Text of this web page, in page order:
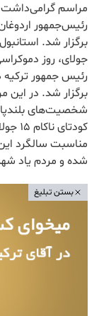
رئیس‌جمهور
جولای، روز
رئیس جمهور
برگزار شد. در این
شخصیت‌های
مناسبت سالگرد
شده و مردم یاد
بستن تبلیغ